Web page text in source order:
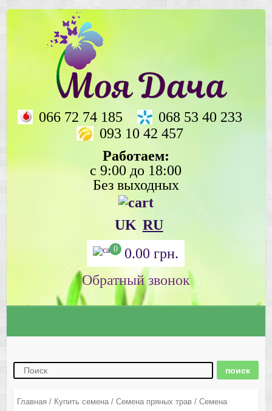
066 72 74 185
068 53 40 233
093 10 42 457
Работаем:
с 9:00 до 18:00
Без выходных
UK RU
0 0.00грн.
Главная / Купить семена/ Семена пряных трав/ Семена